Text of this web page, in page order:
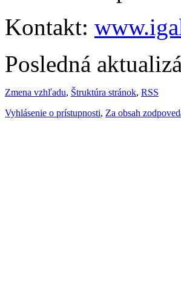
Kontakt:
Posledná
Zmena vzhľadu, Štruktúra stránok, RSS
Vyhlásenie o prístupnosti, Za obsah